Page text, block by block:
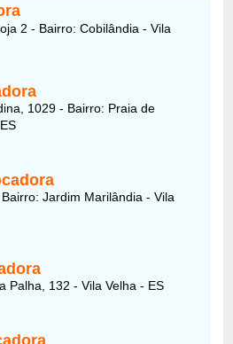
2 - Bairro: Cobilândia - Vila
1029 - Bairro: Praia de
Jardim Marilândia - Vila
Palha, 132 - Vila Velha - ES